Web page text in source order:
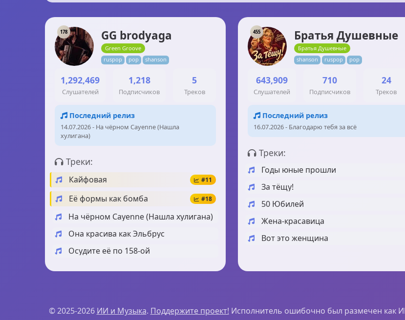
178 GG brodyaga
Green Groove
ruspop
pop shanson
1,292,469
Слушателей
1,218
Подписчиков
5
Треков
Последний релиз
14.07.2026 - На чёрном Cayenne (Нашла
хулигана)
Треки:
Кайфовая #11
Её формы как бомба #18
На чёрном Cayenne (Нашла хулигана)
Она красива как Эльбрус
Осудите её по 158-ой
455 Братья Душевные
Братья Душевные
shanson
ruspop pop
643,909
Слушателей
710
Подписчиков
24
Треков
Последний релиз
16.07.2026 - Благодарю тебя за всё
Треки:
Годы юные прошли
За тёщу!
50 Юбилей
Жена-красавица
Вот это женщина
© 2025-2026 ИИ и Музыка. Поддержите проект! Исполнитель ошибочно был размечен как